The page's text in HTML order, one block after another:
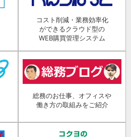
コスト削減・業務効率化
ができるクラウド型の
WEB購買管理システム
総務のお仕事、オフィスや
働き方の取組みをご紹介